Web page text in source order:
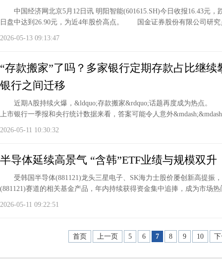
中国经济网北京5月12日讯 明阳智能(601615.SH)今日收报16.43元
日盘中达到26.90元，为近4年股价高点。 国金证券股份有限公司研究
2026-05-13 09:13:47
“存款搬家”了吗？多家银行定期存款占比继
银行之间迁移
近期A股持续火爆，&ldquo;存款搬家&rdquo;话题再度成为热点。
上市银行一季报和央行统计数据来看，答案可能令人意外
2026-05-11 10:30:32
半导体延续高景气 “含韩”ETF业绩与规模双升
受韩国半导体(881121)龙头三星电子、SK海力士股价屡创新高提振
(881121)赛道的相关基金产品，年内持续获得资金集中追捧，成为市场
2026-05-11 09:22:51
首页 上一页 5 6 7 8 9 10